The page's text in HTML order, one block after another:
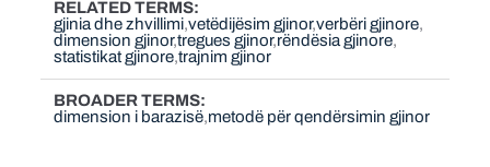
RELATED TERMS
gjinia dhe zhvillimi vetëdijësim gjinor verbëri gjinore
dimension gjinor tregues gjinor rëndësia gjinore
statistikat gjinore trajnim gjinor
BROADER TERMS
dimension i barazisë metodë për qendërsimin gjinor